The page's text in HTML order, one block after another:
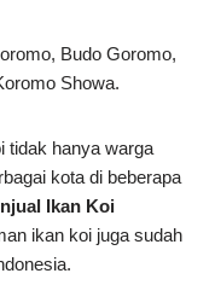
Budo Goromo,
Showa.
tidak hanya warga
kota di beberapa
Ikan Koi
ikan koi juga sudah